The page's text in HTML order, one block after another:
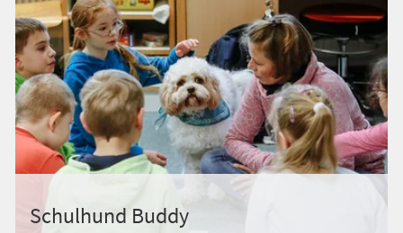
Schulhund Buddy